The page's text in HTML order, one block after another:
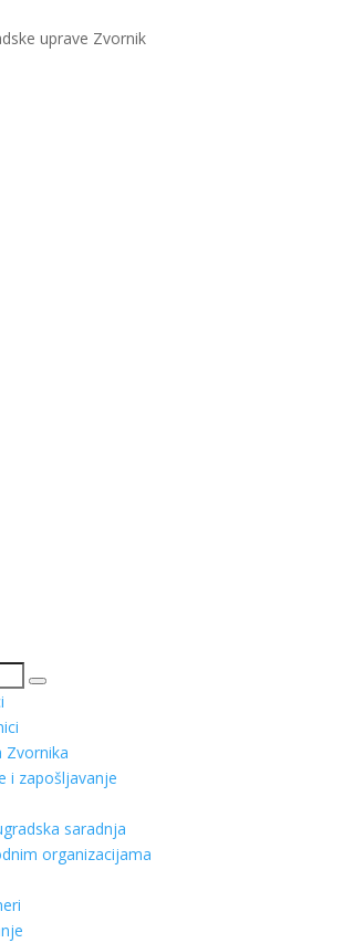
uprave Zvornik
Pretraga
Zvornika
i zapošljavanje
saradnja
organizacijama